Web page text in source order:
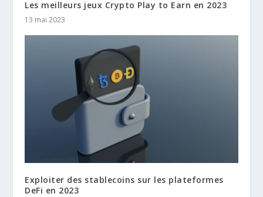
Les meilleurs jeux Crypto Play to Earn en 2023
13 mai 2023
Exploiter des stablecoins sur les plateformes
DeFi en 2023